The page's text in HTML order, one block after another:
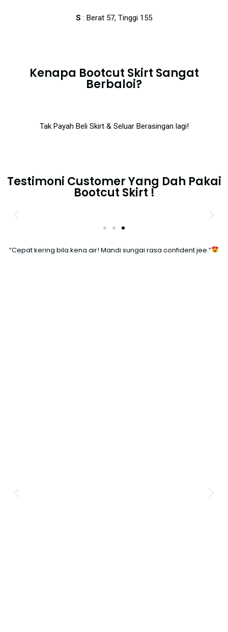
S : Berat 57, Tinggi 155
Kenapa Bootcut Skirt Sangat
Berbaloi?
Tak Payah Beli Skirt & Seluar Berasingan lagi!
Testimoni Customer Yang Dah Pakai
Bootcut Skirt !
”Cepat kering bila kena air! Mandi sungai rasa confident jee.”